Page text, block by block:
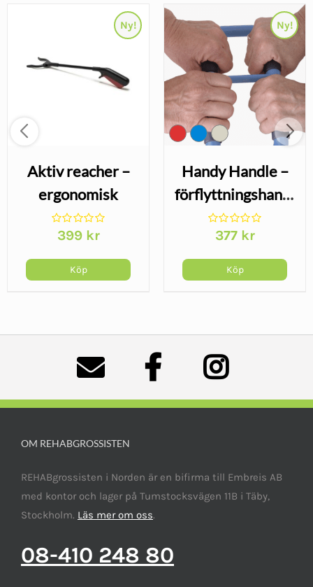
Ny!
Aktiv reacher –
ergonomisk
gripklo med
räckvidd
399 kr
Köp
Ny!
Handy Handle –
förflyttningshandtag
för säkrare
uppresning
377 kr
Köp
OM REHABGROSSISTEN
REHABgrossisten i Norden är en bifirma till Embreis AB
med kontor och lager på Tumstocksvägen 11B i Täby,
Stockholm. Läs mer om oss.
08-410 248 80